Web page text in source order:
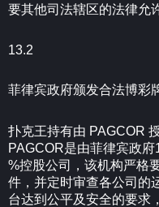
要其他司法辖区的法律允
13.2
菲律宾政府颁发合法博彩
扑克王持有由 PAGCOR
PAGCOR是由菲律宾政府
%控股公司，该机构严格
件，并定时审查各公司的
台达到公平及安全的要求